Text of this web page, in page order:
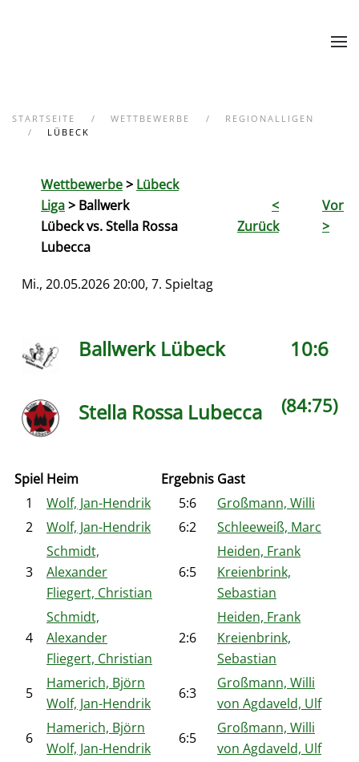
STARTSEITE WETTBEWERBE
REGIONALLIGEN
LÜBECK
Wettbewerbe> Lübeck
Liga> Ballwerk
Lübeck vs. Stella Rossa
Lubecca
<
Zurück
Vor
>
Mi., 20.05.2026 20:00, 7. Spieltag
Ballwerk Lübeck 10:6
(84:75)
Stella Rossa Lubecca
Spiel Heim Ergebnis Gast
1
Wolf, Jan-Hendrik 5:6
Großmann, Willi
2
Wolf, Jan-Hendrik 6:2 Schleeweiß, Marc
3
Schmidt,
Alexander
Fliegert, Christian
6:5
Heiden, Frank
Kreienbrink,
Sebastian
4
Schmidt,
Alexander
Fliegert, Christian
2:6
Heiden, Frank
Kreienbrink,
Sebastian
5
Hamerich, Björn
Wolf, Jan-Hendrik
6:3
Großmann, Willi
von Agdaveld, Ulf
6
Hamerich, Björn
Wolf, Jan-Hendrik
6:5
Großmann, Willi
von Agdaveld, Ulf